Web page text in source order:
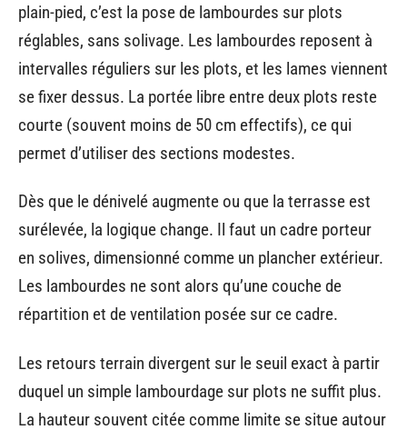
plain-pied, c’est la pose de lambourdes sur plots
réglables, sans solivage. Les lambourdes reposent à
intervalles réguliers sur les plots, et les lames viennent
se fixer dessus. La portée libre entre deux plots reste
courte (souvent moins de 50 cm effectifs), ce qui
permet d’utiliser des sections modestes.
Dès que le dénivelé augmente ou que la terrasse est
surélevée, la logique change. Il faut un cadre porteur
en solives, dimensionné comme un plancher extérieur.
Les lambourdes ne sont alors qu’une couche de
répartition et de ventilation posée sur ce cadre.
Les retours terrain divergent sur le seuil exact à partir
duquel un simple lambourdage sur plots ne suffit plus.
La hauteur souvent citée comme limite se situe autour